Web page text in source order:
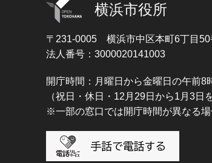
横浜市役所
〒231-0005 横浜市中区本町6丁目
法人番号：3000020141003
開庁時間：月曜日から金曜日の午前8
（祝日・休日・12月29日から1月3日
※一部の窓口では開庁時間が異なる